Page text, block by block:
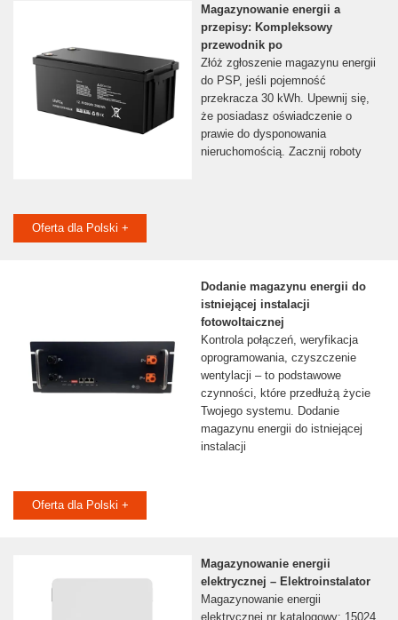
Magazynowanie energii a
przepisy: Kompleksowy
przewodnik po
Złóż zgłoszenie magazynu energii
do PSP, jeśli pojemność
przekracza 30 kWh. Upewnij się,
że posiadasz oświadczenie o
prawie do dysponowania
nieruchomością. Zacznij roboty
Oferta dla Polski +
Dodanie magazynu energii do
istniejącej instalacji
fotowoltaicznej
Kontrola połączeń, weryfikacja
oprogramowania, czyszczenie
wentylacji – to podstawowe
czynności, które przedłużą życie
Twojego systemu. Dodanie
magazynu energii do istniejącej
instalacji
Oferta dla Polski +
Magazynowanie energii
elektrycznej – Elektroinstalator
Magazynowanie energii
elektrycznej nr katalogowy: 15024